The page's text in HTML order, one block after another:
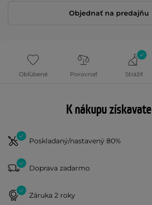
Objednať na predajňu
Obľúbené Porovnať Strážiť
K nákupu získavate
Poskladaný/nastavený 80%
Doprava zadarmo
Záruka 2 roky